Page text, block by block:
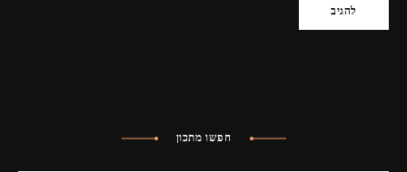
חפשו מתכון